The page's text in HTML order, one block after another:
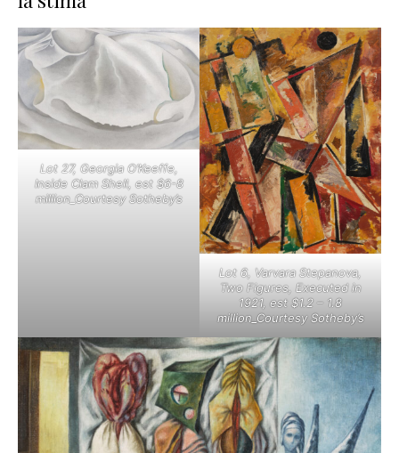
Lot 27, Georgia O’Keeffe,
Inside Clam Shell, est $6-8
million_Courtesy Sotheby’s
Lot 6, Varvara Stepanova,
Two Figures, Executed in
1921, est $1.2 – 1.8
million_Courtesy Sotheby’s